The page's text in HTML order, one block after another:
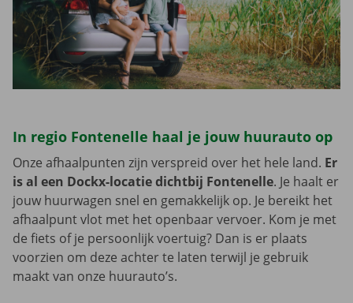
In regio Fontenelle haal je jouw huurauto op
Onze afhaalpunten zijn verspreid over het hele land. Er
is al een Dockx-locatie dichtbij Fontenelle. Je haalt er
jouw huurwagen snel en gemakkelijk op. Je bereikt het
afhaalpunt vlot met het openbaar vervoer. Kom je met
de fiets of je persoonlijk voertuig? Dan is er plaats
voorzien om deze achter te laten terwijl je gebruik
maakt van onze huurauto’s.